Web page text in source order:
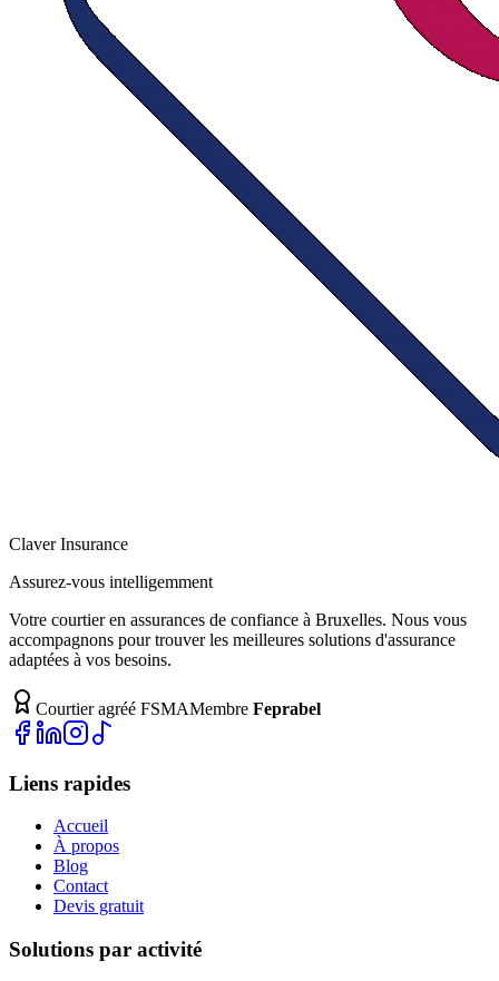
ClaverInsurance
Assurez-vous intelligemment
Votre courtier en assurances de confiance à Bruxelles. Nous vous
accompagnons pour trouver les meilleures solutions d'assurance
adaptées à vos besoins.
Courtier agréé FSMAMembre Feprabel
Liens rapides
Accueil
À propos
Blog
Contact
Devis gratuit
Solutions par activité